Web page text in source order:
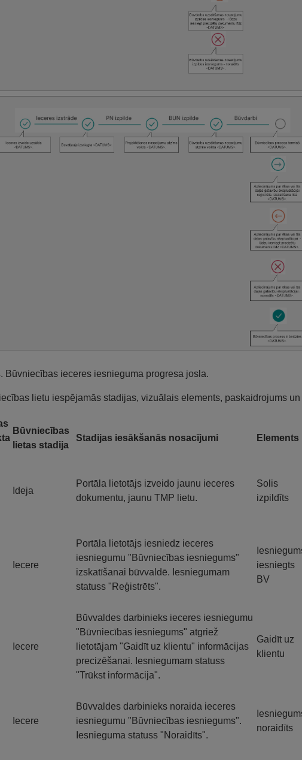
Būvniecības ieceres iesnieguma progresa josla.
lietu iespējamās stadijas, vizuālais elements, paskaidrojums
Būvniecības
lietas stadija
Stadijas iesākšanās nosacījumi Elements
Ideja
Portāla lietotājs izveido jaunu ieceres
dokumentu, jaunu TMP lietu.
Solis
izpildīts
Iecere
Portāla lietotājs iesniedz ieceres
iesniegumu "Būvniecības iesniegums"
izskatīšanai būvvaldē. Iesniegumam
statuss "Reģistrēts".
iesniegts
BV
Iecere
Būvvaldes darbinieks ieceres iesniegumu
"Būvniecības iesniegums" atgriež
lietotājam "Gaidīt uz klientu" informācijas
precizēšanai. Iesniegumam statuss
"Trūkst informācija".
Gaidīt uz
klientu
Iecere
Būvvaldes darbinieks noraida ieceres
iesniegumu "Būvniecības iesniegums".
Iesnieguma statuss "Noraidīts".
noraidīts